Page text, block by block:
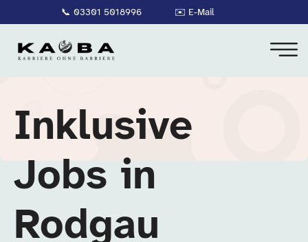
📞 03301 5018996 ✉️ E-Mail
Inklusive
Jobs in
Rodgau